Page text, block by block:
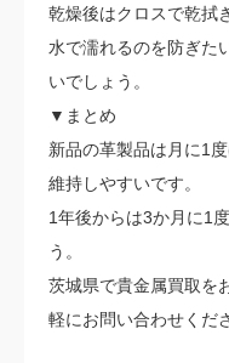
乾燥後はクロスで乾拭
水で濡れるのを防ぎた
いでしょう。
▼まとめ
新品の革製品は月に1
維持しやすいです。
1年後からは3か月に1
う。
茨城県で貴金属買取を
軽にお問い合わせくだ